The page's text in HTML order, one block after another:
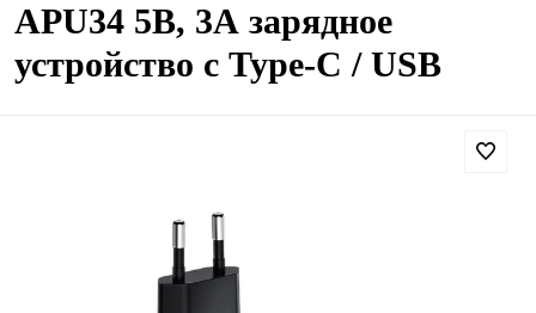
APU34 5В, 3А зарядное
устройство с Type-C / USB